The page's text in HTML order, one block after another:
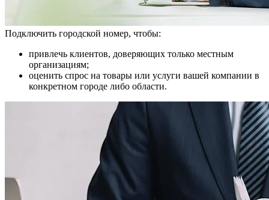
Подключить городской номер, чтобы:
привлечь клиентов, доверяющих только местным
организациям;
оценить спрос на товары или услуги вашей компании в
конкретном городе либо области.